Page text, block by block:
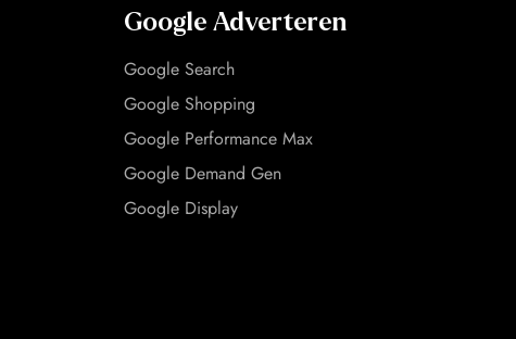
Google Adverteren
Google Search
Google Shopping
Google Performance Max
Google Demand Gen
Google Display